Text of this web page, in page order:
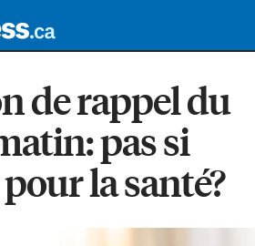
de rappel du
pas si
la santé?